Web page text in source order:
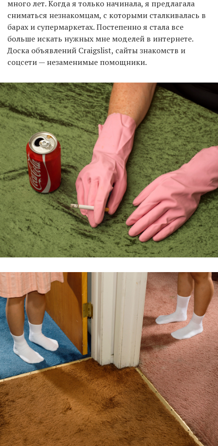
много лет. Когда я только начинала, я предлагала
сниматься незнакомцам, с которыми сталкивалась в
барах и супермаркетах. Постепенно я стала все
больше искать нужных мне моделей в интернете.
Доска объявлений Craigslist, сайты знакомств и
соцсети — незаменимые помощники.